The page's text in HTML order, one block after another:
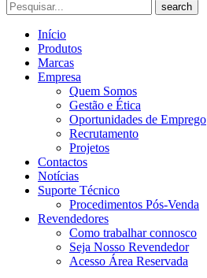
search
Início
Produtos
Marcas
Empresa
Quem Somos
Gestão e Ética
Oportunidades de Emprego
Recrutamento
Projetos
Contactos
Notícias
Suporte Técnico
Procedimentos Pós-Venda
Revendedores
Como trabalhar connosco
Seja Nosso Revendedor
Acesso Área Reservada